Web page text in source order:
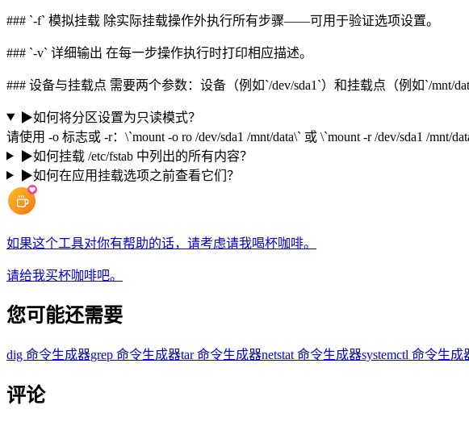
### `-f` 模拟挂载 除实际挂载操作外执行所有步骤——可用于验证选项设置。
### `-v` 详细输出 在每一步操作执行时打印相应描述。
### 设备与挂载点 需要两个参数：设备（例如`/dev/sda1`）和挂载点（例如`/mnt/
▶如何将分区设置为只读模式？
请使用 -o 标志或 -r：\`mount -o ro /dev/sda1 /mnt/data\` 或 \`mount -r /dev/sda1 /mnt/
▶如何挂载 /etc/fstab 中列出的所有内容？
▶如何在应用挂载选项之前查看它们？
如果这个工具对你有帮助的话，请考虑请我喝杯咖啡。
请给我买杯咖啡吧。
您可能还需要
dig 命令生成器grep 命令生成器tar 命令生成器netstat 命令生成器systemctl 命令生成
评论